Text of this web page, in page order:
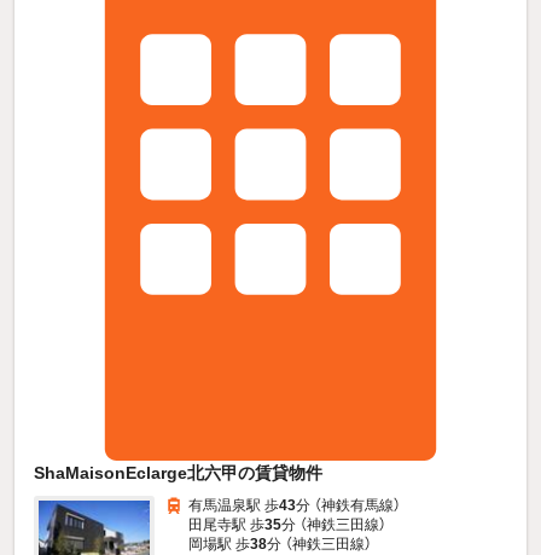
ShaMaisonEclarge北六甲の賃貸物件
有馬温泉駅 歩43分 （神鉄有馬線）
田尾寺駅 歩35分 （神鉄三田線）
岡場駅 歩38分 （神鉄三田線）